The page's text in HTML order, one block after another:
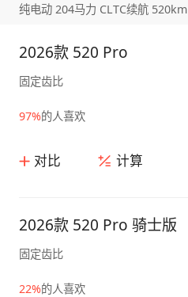
纯电动 204马力 CLTC续航 520km
2026款 520 Pro
固定齿比
97%的人喜欢
对比 计算
2026款 520 Pro 骑士版
固定齿比
22%的人喜欢